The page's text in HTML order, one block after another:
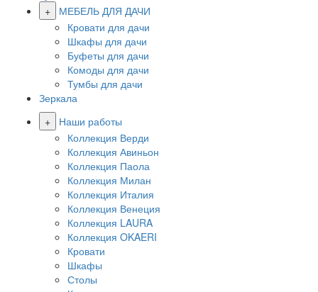
+
МЕБЕЛЬ ДЛЯ ДАЧИ
Кровати для дачи
Шкафы для дачи
Буфеты для дачи
Комоды для дачи
Тумбы для дачи
Зеркала
+
Наши работы
Коллекция Верди
Коллекция Авиньон
Коллекция Паола
Коллекция Милан
Коллекция Италия
Коллекция Венеция
Коллекция LAURA
Коллекция OKAERI
Кровати
Шкафы
Столы